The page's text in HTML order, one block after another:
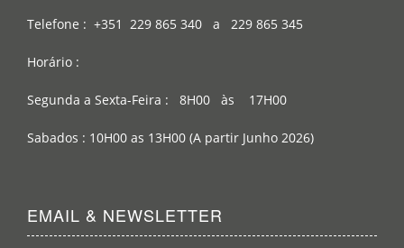
Telefone : +351 229 865 340 a 229 865 345
Horário :
Segunda a Sexta-Feira : 8H00 às 17H00
Sabados : 10H00 as 13H00 (A partir Junho 2026)
EMAIL & NEWSLETTER